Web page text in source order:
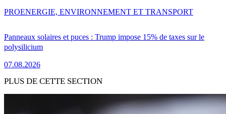
Panneaux solaires et puces : Trump impose 15% de taxes sur le
polysilicium
07.08.2026
PROENERGIE, ENVIRONNEMENT ET TRANSPORT
PLUS DE CETTE SECTION